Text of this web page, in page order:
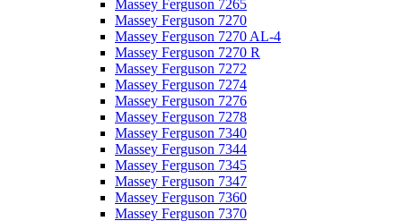
Massey Ferguson 7265
Massey Ferguson 7270
Massey Ferguson 7270 AL-4
Massey Ferguson 7270 R
Massey Ferguson 7272
Massey Ferguson 7274
Massey Ferguson 7276
Massey Ferguson 7278
Massey Ferguson 7340
Massey Ferguson 7344
Massey Ferguson 7345
Massey Ferguson 7347
Massey Ferguson 7360
Massey Ferguson 7370